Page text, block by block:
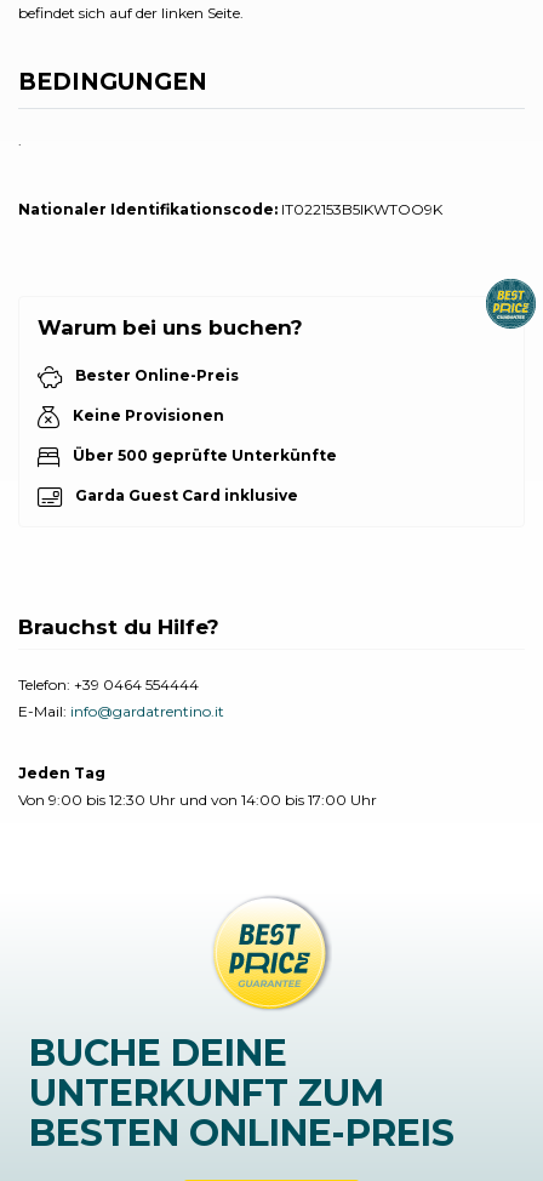
befindet sich auf der linken Seite.
BEDINGUNGEN
Nationaler Identifikationscode: IT022153B5IKWTOO9K
Warum bei uns buchen?
Bester Online-Preis
Keine Provisionen
Über 500 geprüfte Unterkünfte
Garda Guest Card inklusive
Brauchst du Hilfe?
Telefon: +39 0464 554444
E-Mail: info@gardatrentino.it
Jeden Tag
Von 9:00 bis 12:30 Uhr und von 14:00 bis 17:00 Uhr
BUCHE DEINE
UNTERKUNFT ZUM
BESTEN ONLINE-PREIS